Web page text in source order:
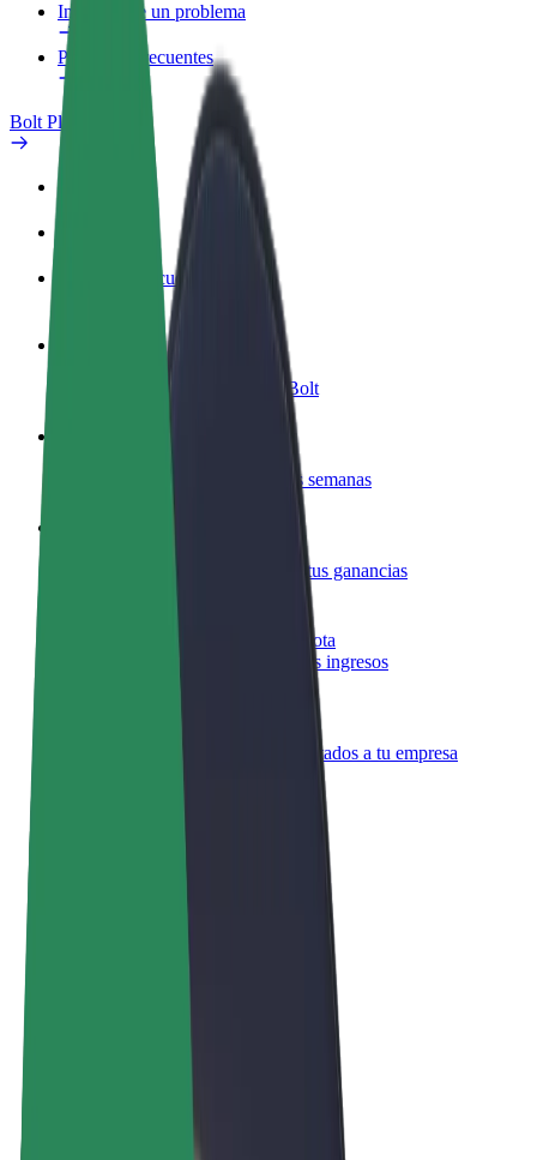
Informar de un problema
Preguntas frecuentes
Bolt Plus
Preguntas frecuentes
Gana dinero colaborando con Bolt
Repartí comida y cobrá todas las semanas
Llegá a más clientes y maximizá tus ganancias
Registrarse como propietario de flota
Añadí tu flota a Bolt y potenciá tus ingresos
Productos y servicios de Bolt adaptados a tu empresa